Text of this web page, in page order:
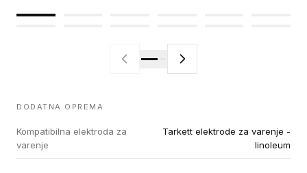
DODATNA OPREMA
Kompatibilna elektroda za
varenje
Tarkett elektrode za varenje -
linoleum